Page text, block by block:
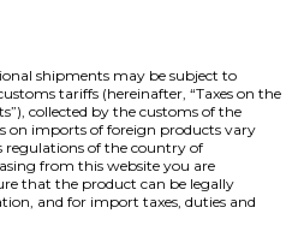
shipments may be subject to
tariffs (hereinafter, “Taxes on the
collected by the customs of the
on imports of foreign products vary
regulations of the country of
from this website you are
that the product can be legally
and for import taxes, duties and